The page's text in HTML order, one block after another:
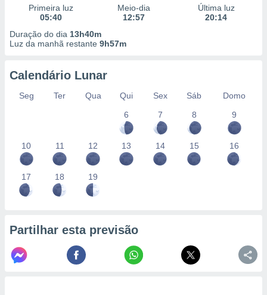
Primeira luz
05:40
Meio-dia
12:57
Última luz
20:14
Duração do dia 13h40m
Luz da manhã restante 9h57m
Calendário Lunar
Seg Ter Qua Qui Sex Sáb
Domo
6
7 8 9
10 11 12 13 14 15 16
17 18 19
Partilhar esta previsão